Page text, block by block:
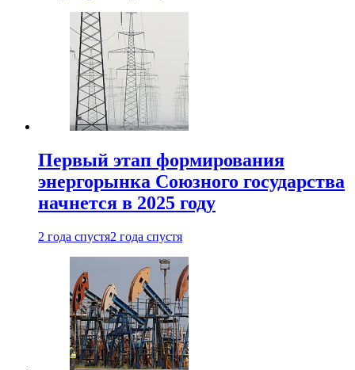
Первый этап формирования
энергорынка Союзного государства
начнется в 2025 году
2 года спустя2 года спустя